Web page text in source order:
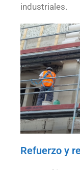
industriales.
Refuerzo y